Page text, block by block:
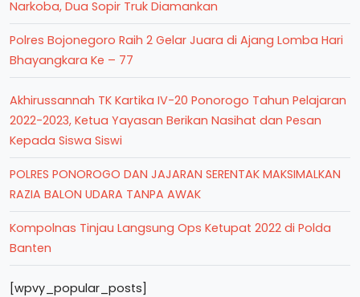
Narkoba, Dua Sopir Truk Diamankan
Polres Bojonegoro Raih 2 Gelar Juara di Ajang Lomba Hari
Bhayangkara Ke – 77
Akhirussannah TK Kartika IV-20 Ponorogo Tahun Pelajaran
2022-2023, Ketua Yayasan Berikan Nasihat dan Pesan
Kepada Siswa Siswi
POLRES PONOROGO DAN JAJARAN SERENTAK MAKSIMALKAN
RAZIA BALON UDARA TANPA AWAK
Kompolnas Tinjau Langsung Ops Ketupat 2022 di Polda
Banten
[wpvy_popular_posts]